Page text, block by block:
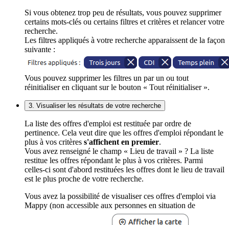
Si vous obtenez trop peu de résultats, vous pouvez supprimer
certains mots-clés ou certains filtres et critères et relancer votre
recherche.
Les filtres appliqués à votre recherche apparaissent de la façon
suivante :
Vous pouvez supprimer les filtres un par un ou tout
réinitialiser en cliquant sur le bouton « Tout réinitialiser ».
3. Visualiser les résultats de votre recherche
La liste des offres d'emploi est restituée par ordre de
pertinence. Cela veut dire que les offres d'emploi répondant le
plus à vos critères s'affichent en premier.
Vous avez renseigné le champ « Lieu de travail » ? La liste
restitue les offres répondant le plus à vos critères. Parmi
celles-ci sont d'abord restituées les offres dont le lieu de travail
est le plus proche de votre recherche.
Vous avez la possibilité de visualiser ces offres d'emploi via
Mappy (non accessible aux personnes en situation de